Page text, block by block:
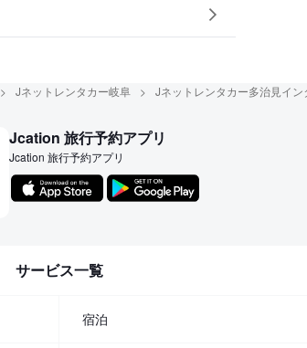
Jネットレンタカー岐阜 Jネットレンタカー多治見イン
Jcation 旅行予約アプリ
Jcation 旅行予約アプリ
サービス一覧
宿泊